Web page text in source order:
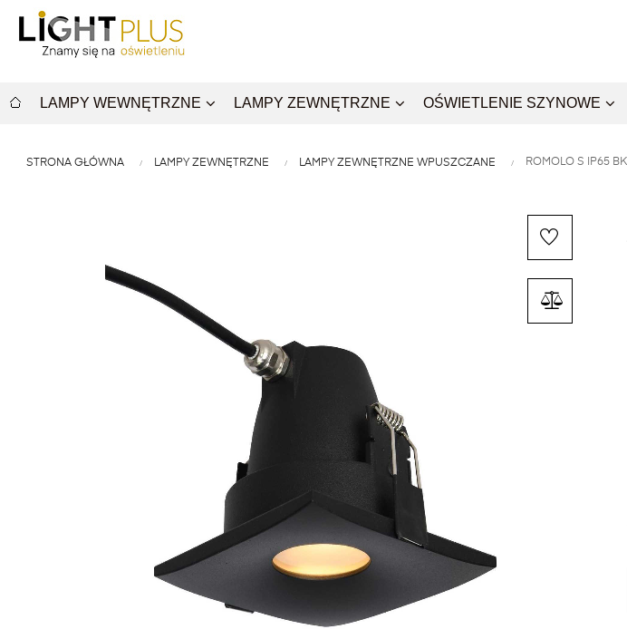
LAMPY WEWNĘTRZNE LAMPY ZEWNĘTRZNE OŚWIETLENIE SZYNOWE
STRONA GŁÓWNA LAMPY ZEWNĘTRZNE LAMPY ZEWNĘTRZNE WPUSZCZANE ROMOLO S IP65